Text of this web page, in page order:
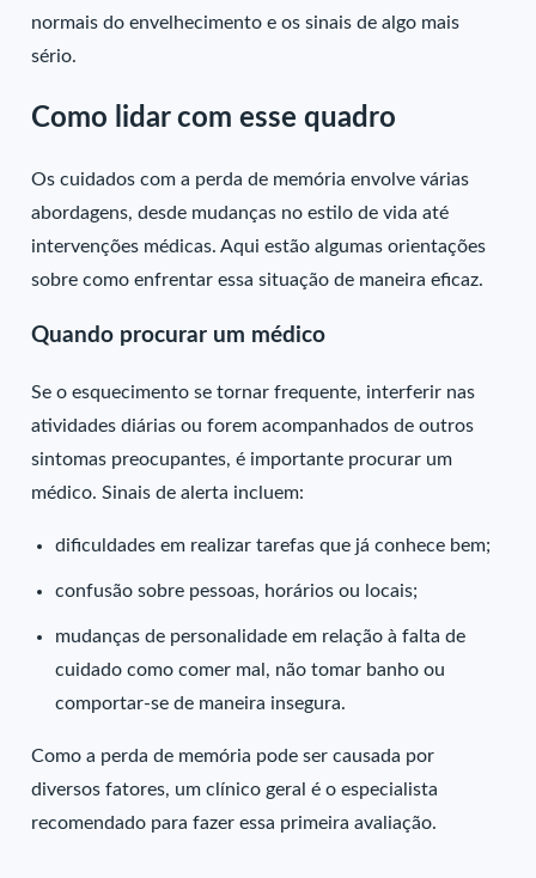
normais do envelhecimento e os sinais de algo mais
sério.
Como lidar com esse quadro
Os cuidados com a perda de memória envolve várias
abordagens, desde mudanças no estilo de vida até
intervenções médicas. Aqui estão algumas orientações
sobre como enfrentar essa situação de maneira eficaz.
Quando procurar um médico
Se o esquecimento se tornar frequente, interferir nas
atividades diárias ou forem acompanhados de outros
sintomas preocupantes, é importante procurar um
médico. Sinais de alerta incluem:
dificuldades em realizar tarefas que já conhece bem;
confusão sobre pessoas, horários ou locais;
mudanças de personalidade em relação à falta de
cuidado como comer mal, não tomar banho ou
comportar-se de maneira insegura.
Como a perda de memória pode ser causada por
diversos fatores, um clínico geral é o especialista
recomendado para fazer essa primeira avaliação.